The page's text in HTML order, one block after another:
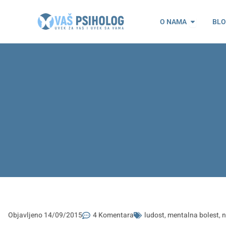
O NAMA Open O
Objavljeno14/09/2015 4 Komentara ludost, mentalna bolest,